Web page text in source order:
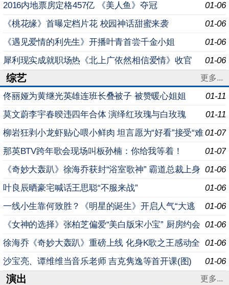
01-06
2016内地票房定格457亿 《美人鱼》夺冠
01-06
《桃花缘》首曝定档片花 校园神话甜蜜来袭
01-06
《遇见爱情的利先生》开播叶青首尝千金小姐
01-06
犀利现实成就职场热《北上广依然相信爱情》收官
综艺 更多...
01-11
佟丽娅为黄继光英雄连班长叠被子 被赞暖心姐姐
01-11
莫文蔚李宇春暌违四年合体 演绎红玫瑰与白玫瑰
01-07
柳岩狂剥小龙虾贴心喂小鲜肉 坦言愿为“好看”接受“难
穿”
01-07
那英BTV跨年歌会现场叫板孙楠：你给我等着！
01-06
《奇妙大轰趴》徐海乔获封“浴室歌神” 霸道总裁上身
玩公主抱
01-06
叶良辰晒豪宅喊话王思聪“不服来战”
01-06
一线小生靠何致胜？《明星的诞生》开启人气“大逃
杀”
01-06
《女神的选择》张柏芝偏爱“美白版宋小宝” 厨房约会
被抢“男友”
01-06
徐海乔《奇妙大轰趴》重磅上线 化身K歌之王感动全
场
01-06
沙宝亮、谭维维当音乐老师 吉克隽逸等首开课(图)
演出 更多...